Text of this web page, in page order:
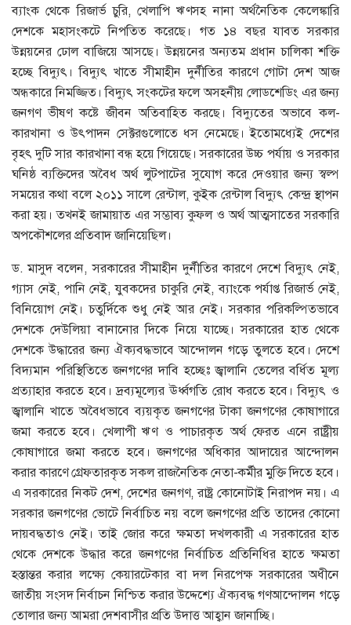
ব্যাংক থেকে রিজার্ভ চুরি, খেলাপি ঋণসহ নানা অর্থনৈতিক কেলেঙ্কারি
দেশকে মহাসংকটে নিপতিত করেছে। গত ১৪ বছর যাবত সরকার
উন্নয়নের ঢোল বাজিয়ে আসছে। উন্নয়নের অন্যতম প্রধান চালিকা শক্তি
হচ্ছে বিদ্যুৎ। বিদ্যুৎ খাতে সীমাহীন দুর্নীতির কারণে গোটা দেশ আজ
অন্ধকারে নিমজ্জিত। বিদ্যুৎ সংকটের ফলে অসহনীয় লোডশেডিং এর জন্য
জনগণ ভীষণ কষ্টে জীবন অতিবাহিত করছে। বিদ্যুতের অভাবে কল-
কারখানা ও উৎপাদন সেক্টরগুলোতে ধস নেমেছে। ইতোমধ্যেই দেশের
বৃহৎ দুটি সার কারখানা বন্ধ হয়ে গিয়েছে। সরকারের উচ্চ পর্যায় ও সরকার
ঘনিষ্ঠ ব্যক্তিদের অবৈধ অর্থ লুটপাটের সুযোগ করে দেওয়ার জন্য স্বল্প
সময়ের কথা বলে ২০১১ সালে রেন্টাল, কুইক রেন্টাল বিদ্যুৎ কেন্দ্র স্থাপন
করা হয়। তখনই জামায়াত এর সম্ভাব্য কুফল ও অর্থ আত্মসাতের সরকারি
অপকৌশলের প্রতিবাদ জানিয়েছিল।
ড. মাসুদ বলেন, সরকারের সীমাহীন দুর্নীতির কারণে দেশে বিদ্যুৎ নেই,
গ্যাস নেই, পানি নেই, যুবকদের চাকুরি নেই, ব্যাংকে পর্যাপ্ত রিজার্ভ নেই,
বিনিয়োগ নেই। চতুর্দিকে শুধু নেই আর নেই। সরকার পরিকল্পিতভাবে
দেশকে দেউলিয়া বানানোর দিকে নিয়ে যাচ্ছে। সরকারের হাত থেকে
দেশকে উদ্ধারের জন্য ঐক্যবদ্ধভাবে আন্দোলন গড়ে তুলতে হবে। দেশে
বিদ্যমান পরিস্থিতিতে জনগণের দাবি হচ্ছেঃ জ্বালানি তেলের বর্ধিত মূল্য
প্রত্যাহার করতে হবে। দ্রব্যমূল্যের ঊর্ধ্বগতি রোধ করতে হবে। বিদ্যুৎ ও
জ্বালানি খাতে অবৈধভাবে ব্যয়কৃত জনগণের টাকা জনগণের কোষাগারে
জমা করতে হবে। খেলাপী ঋণ ও পাচারকৃত অর্থ ফেরত এনে রাষ্ট্রীয়
কোষাগারে জমা করতে হবে। জনগণের অধিকার আদায়ের আন্দোলন
করার কারণে গ্রেফতারকৃত সকল রাজনৈতিক নেতা-কর্মীর মুক্তি দিতে হবে।
এ সরকারের নিকট দেশ, দেশের জনগণ, রাষ্ট্র কোনোটাই নিরাপদ নয়। এ
সরকার জনগণের ভোটে নির্বাচিত নয় বলে জনগণের প্রতি তাদের কোনো
দায়বদ্ধতাও নেই। তাই জোর করে ক্ষমতা দখলকারী এ সরকারের হাত
থেকে দেশকে উদ্ধার করে জনগণের নির্বাচিত প্রতিনিধির হাতে ক্ষমতা
হস্তান্তর করার লক্ষ্যে কেয়ারটেকার বা দল নিরপেক্ষ সরকারের অধীনে
জাতীয় সংসদ নির্বাচন নিশ্চিত করার উদ্দেশ্যে ঐক্যবদ্ধ গণআন্দোলন গড়ে
তোলার জন্য আমরা দেশবাসীর প্রতি উদাত্ত আহ্বান জানাচ্ছি।